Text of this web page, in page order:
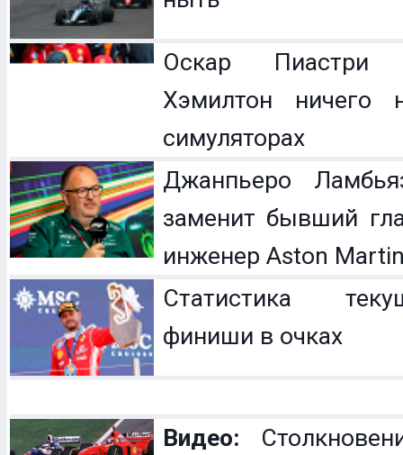
Оскар Пиастри
Хэмилтон ничего
симуляторах
Джанпьеро
заменит бывший
инженер Aston
Статистика
финиши в очках
Видео: